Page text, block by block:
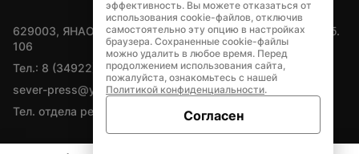
629003, ЯНАО, Салехард, мкр. Богдана Кнунянца, д.1, каб.
106
Тел.: 8 (34922) 71262
sever-press@yamal-media.ru
Тел. отдела рекламы: 8 (34922) 42728
эффективность. Вы можете отказаться от
использования cookie-файлов, отключив
самостоятельно эту опцию в настройках
браузера. Сохраненные cookie-файлы
можно удалить в любое время. Перед
продолжением использования сайта,
пожалуйста, ознакомьтесь с нашей
Политикой конфиденциальности.
Согласен